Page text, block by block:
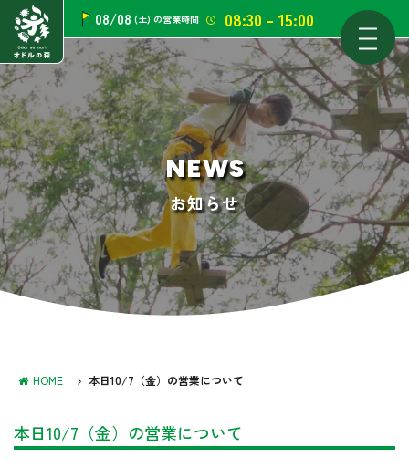
08/08 (土) の営業時間 08:30 - 15:00
NEWS
お知らせ
HOME 本日10/7（金）の営業について
本日10/7（金）の営業について